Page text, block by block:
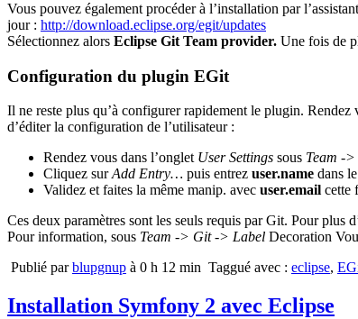
Vous pouvez également procéder à l’installation par
jour : http://download.eclipse.org/egit/updates
Sélectionnez alors Eclipse Git Team provider. Une fois de
Configuration du plugin EGit
Il ne reste plus qu’à configurer rapidement le plugin. Rendez
d’éditer la configuration de l’utilisateur :
Rendez vous dans l’onglet User Settings sous Team -
Cliquez surAdd Entry… puis entrez user.name dans
Validez et faites la même manip. avec user.email cette
Ces deux paramètres sont les seuls requis par Git. Pour
Pour information, sous Team -> Git-> Label Decoration
Publié parblupgnup à 0 h 12 min Taggué avec : eclipse,
Installation Symfony 2 avec Eclipse